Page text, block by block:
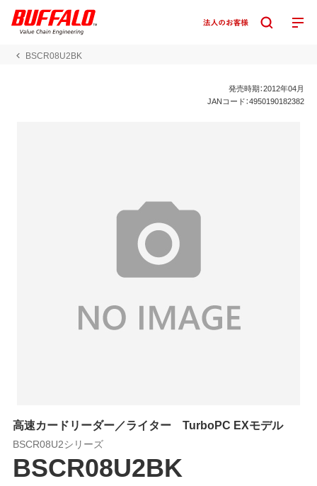
BSCR08U2BK
発売時期：2012年04月
JANコード：4950190182382
高速カードリーダー／ライター TurboPC EXモデル
BSCR08U2シリーズ
BSCR08U2BK